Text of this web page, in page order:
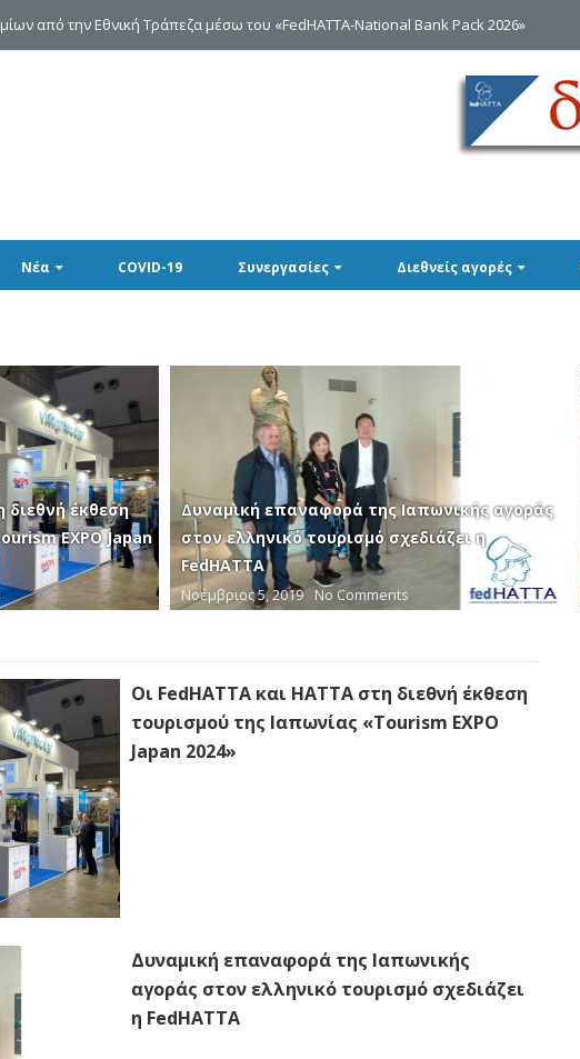
από την Εθνική Τράπεζα μέσω του «FedHATTA-National Bank Pack 2026»
Νέα COVID-19 Συνεργασίες Διεθνείς αγορές
διεθνή έκθεση
EXPO Japan
Δυναμική επαναφορά της Ιαπωνικής αγοράς
στον ελληνικό τουρισμό σχεδιάζει η
FedHATTA
Νοέμβριος 5, 2019 No Comments
Οι FedHATTA και ΗΑΤΤΑ στη διεθνή έκθεση
τουρισμού της Ιαπωνίας «Tourism EXPO
Japan 2024»
Δυναμική επαναφορά της Ιαπωνικής
αγοράς στον ελληνικό τουρισμό σχεδιάζει
η FedHATTA